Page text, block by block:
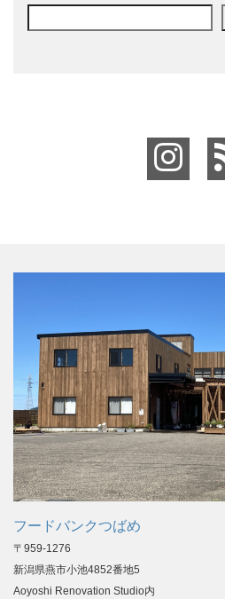
フードバンクつばめ
〒959-1276
新潟県燕市小池4852番地5
Aoyoshi Renovation Studio内